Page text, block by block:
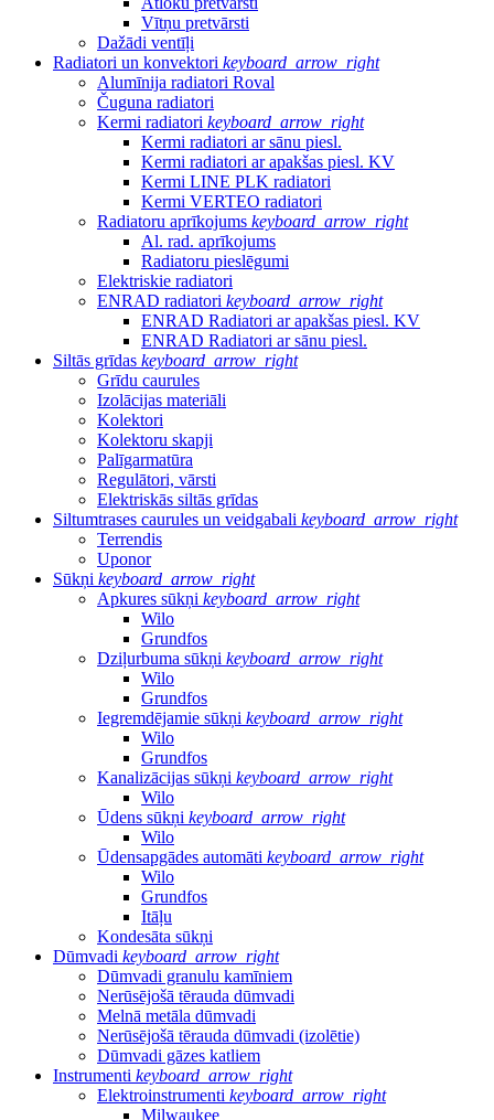
Vītņu pretvārsti
Dažādi ventīļi
Radiatori un konvektori keyboard_arrow_right
Alumīnija radiatori Roval
Čuguna radiatori
Kermi radiatori keyboard_arrow_right
Kermi radiatori ar sānu piesl.
Kermi radiatori ar apakšas piesl. KV
Kermi LINE PLK radiatori
Kermi VERTEO radiatori
Radiatoru aprīkojums keyboard_arrow_right
Al. rad. aprīkojums
Radiatoru pieslēgumi
Elektriskie radiatori
ENRAD radiatori keyboard_arrow_right
ENRAD Radiatori ar apakšas piesl. KV
ENRAD Radiatori ar sānu piesl.
Siltās grīdas keyboard_arrow_right
Grīdu caurules
Izolācijas materiāli
Kolektori
Kolektoru skapji
Palīgarmatūra
Regulātori, vārsti
Elektriskās siltās grīdas
Siltumtrases caurules un veidgabali keyboard_arrow_right
Terrendis
Uponor
Sūkņi keyboard_arrow_right
Apkures sūkņi keyboard_arrow_right
Wilo
Grundfos
Dziļurbuma sūkņi keyboard_arrow_right
Wilo
Grundfos
Iegremdējamie sūkņi keyboard_arrow_right
Wilo
Grundfos
Kanalizācijas sūkņi keyboard_arrow_right
Wilo
Ūdens sūkņi keyboard_arrow_right
Wilo
Ūdensapgādes automāti keyboard_arrow_right
Wilo
Grundfos
Itāļu
Kondesāta sūkņi
Dūmvadi keyboard_arrow_right
Dūmvadi granulu kamīniem
Nerūsējošā tērauda dūmvadi
Melnā metāla dūmvadi
Nerūsējošā tērauda dūmvadi (izolētie)
Dūmvadi gāzes katliem
Instrumenti keyboard_arrow_right
Elektroinstrumenti keyboard_arrow_right
Milwaukee